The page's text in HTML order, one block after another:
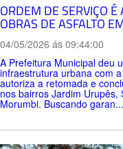
ORDEM DE SERVIÇO
OBRAS DE ASFALTO
04/05/2026 ás 09:44:00
A Prefeitura Municipal deu
infraestrutura urbana com
autoriza a retomada e
nos bairros Jardim
Morumbi. Buscando garan...